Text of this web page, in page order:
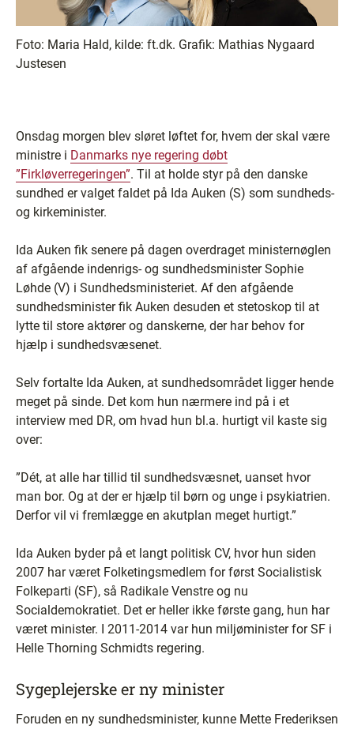
Foto: Maria Hald, kilde: ft.dk. Grafik: Mathias Nygaard
Justesen
Onsdag morgen blev sløret løftet for, hvem der skal være
ministre i Danmarks nye regering døbt
”Firkløverregeringen”. Til at holde styr på den danske
sundhed er valget faldet på Ida Auken (S) som sundheds-
og kirkeminister.
Ida Auken fik senere på dagen overdraget ministernøglen
af afgående indenrigs- og sundhedsminister Sophie
Løhde (V) i Sundhedsministeriet. Af den afgående
sundhedsminister fik Auken desuden et stetoskop til at
lytte til store aktører og danskerne, der har behov for
hjælp i sundhedsvæsenet.
Selv fortalte Ida Auken, at sundhedsområdet ligger hende
meget på sinde. Det kom hun nærmere ind på i et
interview med DR, om hvad hun bl.a. hurtigt vil kaste sig
over:
”Dét, at alle har tillid til sundhedsvæsnet, uanset hvor
man bor. Og at der er hjælp til børn og unge i psykiatrien.
Derfor vil vi fremlægge en akutplan meget hurtigt.”
Ida Auken byder på et langt politisk CV, hvor hun siden
2007 har været Folketingsmedlem for først Socialistisk
Folkeparti (SF), så Radikale Venstre og nu
Socialdemokratiet. Det er heller ikke første gang, hun har
været minister. I 2011-2014 var hun miljøminister for SF i
Helle Thorning Schmidts regering.
Sygeplejerske er ny minister
Foruden en ny sundhedsminister, kunne Mette Frederiksen